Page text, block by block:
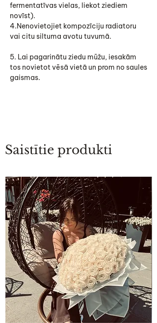
fermentatīvas vielas, liekot ziediem
novīst).
4.Nenovietojiet kompozīciju radiatoru
vai citu siltuma avotu tuvumā.
5. Lai pagarinātu ziedu mūžu, iesakām
tos novietot vēsā vietā un prom no saules
gaismas.
Saistītie produkti